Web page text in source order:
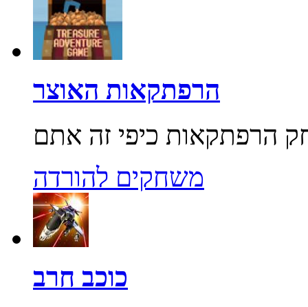
הרפתקאות האוצר
משחקים להורדה
כוכב חרב